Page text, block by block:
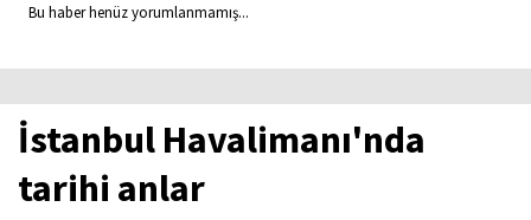
Bu haber henüz yorumlanmamış...
İstanbul Havalimanı'nda
tarihi anlar